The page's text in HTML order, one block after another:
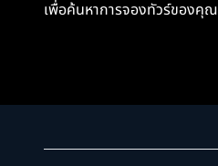
เพื่อค้นหาการจองทัวร์ของคุณ